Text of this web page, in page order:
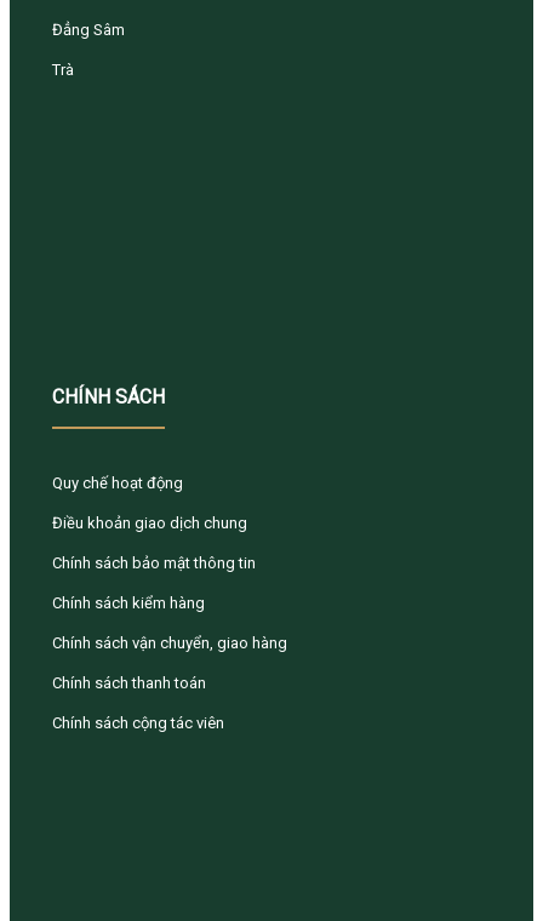
Đẳng Sâm
Trà
CHÍNH SÁCH
Quy chế hoạt động
Điều khoản giao dịch chung
Chính sách bảo mật thông tin
Chính sách kiểm hàng
Chính sách vận chuyển, giao hàng
Chính sách thanh toán
Chính sách cộng tác viên